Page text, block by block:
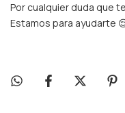
Por cualquier duda que
Estamos para ayudarte